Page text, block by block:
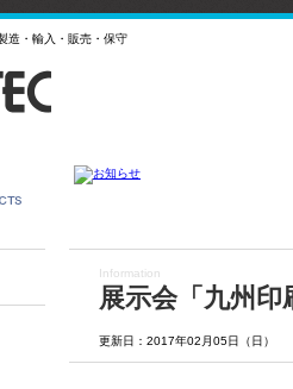
造・輸入・販売・保守
Information
展示会「九州印
更新日：2017年02月05日（日）